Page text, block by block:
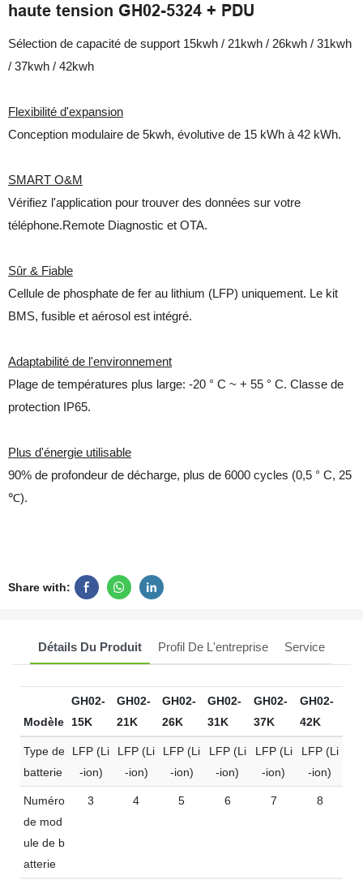
haute tension GH02-5324 + PDU
Sélection de capacité de support 15kwh / 21kwh / 26kwh / 31kwh
/ 37kwh / 42kwh
Flexibilité d'expansion
Conception modulaire de 5kwh, évolutive de 15 kWh à 42 kWh.
SMART O&M
Vérifiez l'application pour trouver des données sur votre
téléphone.Remote Diagnostic et OTA.
Sûr & Fiable
Cellule de phosphate de fer au lithium (LFP) uniquement. Le kit
BMS, fusible et aérosol est intégré.
Adaptabilité de l'environnement
Plage de températures plus large: -20 ° C ~ + 55 ° C. Classe de
protection IP65.
Plus d'énergie utilisable
90% de profondeur de décharge, plus de 6000 cycles (0,5 ° C, 25
℃).
Share with:
Détails Du Produit Profil De L'entreprise Service
Modèle
GH02-
15K
GH02-
21K
GH02-
26K
GH02-
31K
GH02-
37K
GH02-
42K
Type de
batterie
LFP (Li
-ion)
LFP (Li
-ion)
LFP (Li
-ion)
LFP (Li
-ion)
LFP (Li
-ion)
LFP (Li
-ion)
Numéro
de mod
ule de b
atterie
3 4 5 6 7 8